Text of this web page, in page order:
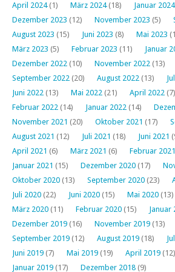
April 2024(1) März 2024(18) Januar 2024
Dezember 2023 (12) November 2023 (5)
August 2023 (15) Juni 2023 (8) Mai 2023
März 2023 (5) Februar 2023 (11) Januar
Dezember 2022 (10) November 2022 (13)
September 2022 (20) August 2022 (13)
Juni 2022 (13) Mai 2022 (21) April 2022 (7)
Februar 2022 (14) Januar 2022 (14)
November 2021 (20) Oktober 2021 (17)
August 2021 (12) Juli 2021 (18) Juni 2021
April 2021 (6) März 2021 (6) Februar 2021
Januar 2021 (15) Dezember 2020 (17)
Oktober 2020 (13) September 2020 (23)
Juli 2020 (22) Juni 2020 (15) Mai 2020 (13)
März 2020 (11) Februar 2020 (15) Januar
Dezember 2019 (16) November 2019 (13)
September 2019 (12) August 2019 (18)
Juni 2019 (7) Mai 2019 (19) April 2019 (12)
Januar 2019 (17) Dezember 2018 (9)